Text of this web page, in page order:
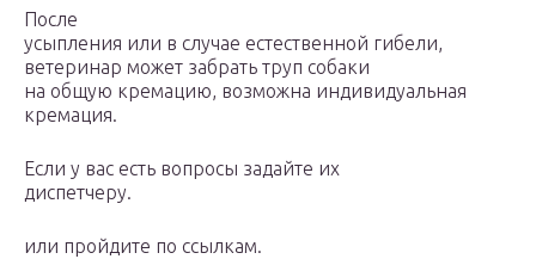
После
усыпления или в случае естественной гибели,
ветеринар может забрать труп собаки
на общую кремацию, возможна индивидуальная
кремация.
Если у вас есть вопросы задайте их
диспетчеру.
или пройдите по ссылкам.